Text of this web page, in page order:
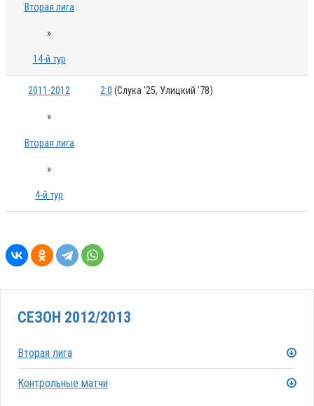
Вторая лига
»
14-й тур
2011-2012
»
Вторая лига
»
4-й тур
2:0 (Слука '25, Улицкий '78)
СЕЗОН 2012/2013
Вторая лига
Контрольные матчи